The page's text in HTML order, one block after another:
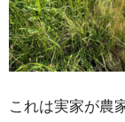
これは実家が農